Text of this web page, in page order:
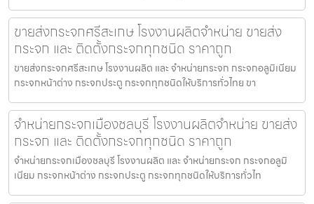
ขายส่งกระจกศรีสะเกษ โรงงานผลิตจำหน่าย ขายส่ง
กระจก และ ติดตั้งกระจกทุกชนิด ราคาถูก
ขายส่งกระจกศรีสะเกษ โรงงานผลิต และ จำหน่ายกระจก กระจกอลูมิเนียม
กระจกหน้าต่าง กระจกประตู กระจกทุกชนิดให้บริการทั่วไทย ขา
จำหน่ายกระจกเมืองชลบุรี โรงงานผลิตจำหน่าย ขายส่ง
กระจก และ ติดตั้งกระจกทุกชนิด ราคาถูก
จำหน่ายกระจกเมืองชลบุรี โรงงานผลิต และ จำหน่ายกระจก กระจกอลูมิ
เนียม กระจกหน้าต่าง กระจกประตู กระจกทุกชนิดให้บริการทั่วไท